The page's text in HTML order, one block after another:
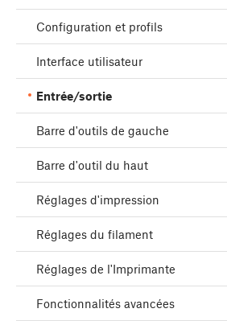
Configuration et profils
Interface utilisateur
Entrée/sortie
Barre d'outils de gauche
Barre d'outil du haut
Réglages d'impression
Réglages du filament
Réglages de l'Imprimante
Fonctionnalités avancées